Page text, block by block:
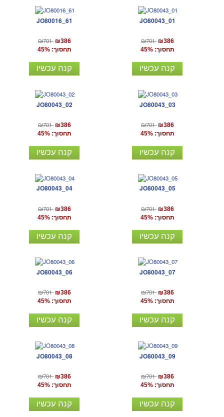
JO80016_61
₪701 ₪386
תחסוך: 45%
קנה עכשיו
JO80043_01
₪701 ₪386
תחסוך: 45%
קנה עכשיו
JO80043_02
₪701 ₪386
תחסוך: 45%
קנה עכשיו
JO80043_03
₪701 ₪386
תחסוך: 45%
קנה עכשיו
JO80043_04
₪701 ₪386
תחסוך: 45%
קנה עכשיו
JO80043_05
₪701 ₪386
תחסוך: 45%
קנה עכשיו
JO80043_06
₪701 ₪386
תחסוך: 45%
קנה עכשיו
JO80043_07
₪701 ₪386
תחסוך: 45%
קנה עכשיו
JO80043_08
₪701 ₪386
תחסוך: 45%
קנה עכשיו
JO80043_09
₪701 ₪386
תחסוך: 45%
קנה עכשיו